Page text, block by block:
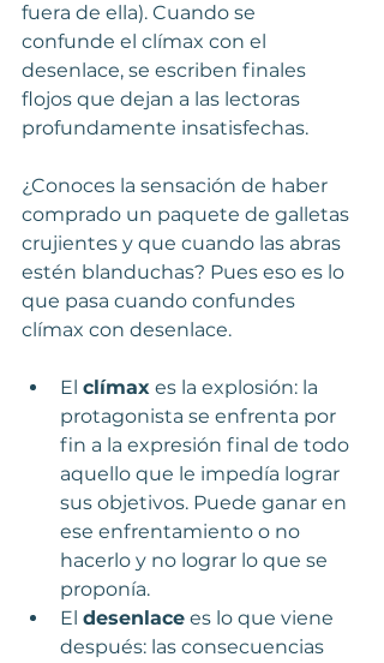
fuera de ella). Cuando se
confunde el clímax con el
desenlace, se escriben finales
flojos que dejan a las lectoras
profundamente insatisfechas.
¿Conoces la sensación de haber
comprado un paquete de galletas
crujientes y que cuando las abras
estén blanduchas? Pues eso es lo
que pasa cuando confundes
clímax con desenlace.
El clímax es la explosión: la
protagonista se enfrenta por
fin a la expresión final de todo
aquello que le impedía lograr
sus objetivos. Puede ganar en
ese enfrentamiento o no
hacerlo y no lograr lo que se
proponía.
El desenlace es lo que viene
después: las consecuencias